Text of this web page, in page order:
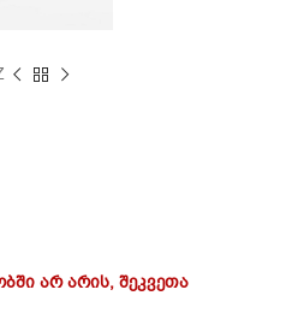
არ არის, შეკვეთა